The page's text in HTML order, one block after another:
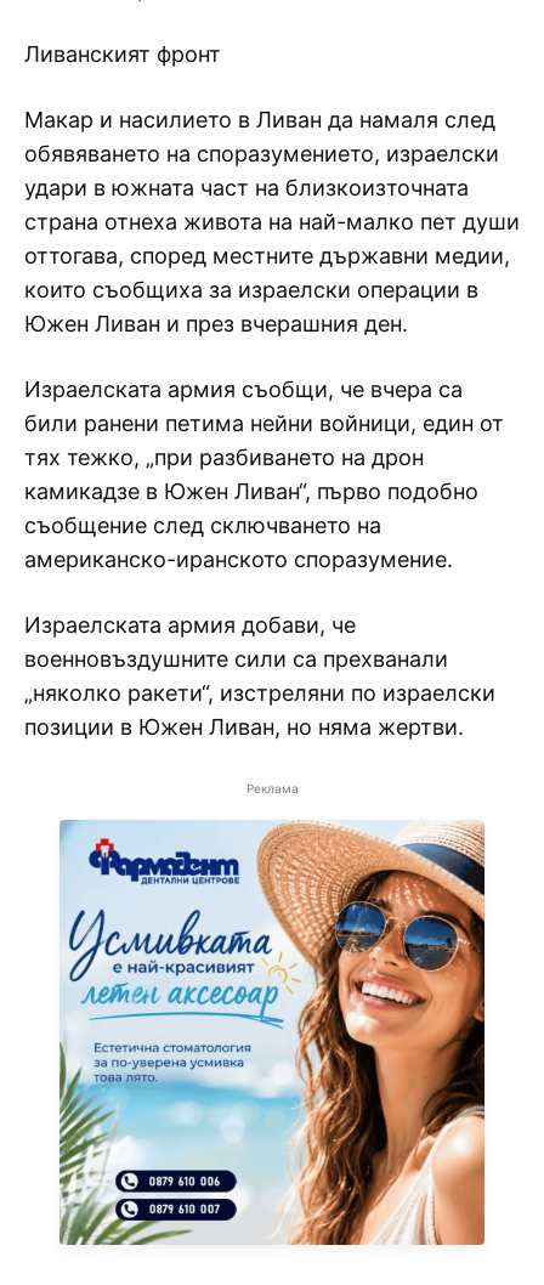
Ливанският фронт
Макар и насилието в Ливан да намаля след
обявяването на споразумението, израелски
удари в южната част на близкоизточната
страна отнеха живота на най-малко пет души
оттогава, според местните държавни медии,
които съобщиха за израелски операции в
Южен Ливан и през вчерашния ден.
Израелската армия съобщи, че вчера са
били ранени петима нейни войници, един от
тях тежко, „при разбиването на дрон
камикадзе в Южен Ливан“, първо подобно
съобщение след сключването на
американско-иранското споразумение.
Израелската армия добави, че
военновъздушните сили са прехванали
„няколко ракети“, изстреляни по израелски
позиции в Южен Ливан, но няма жертви.
Реклама